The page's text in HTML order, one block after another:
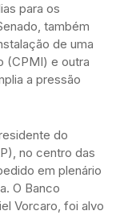
para os
também
de uma
(CPMI) e outra
a pressão
do
no centro das
em plenário
O Banco
Vorcaro, foi alvo